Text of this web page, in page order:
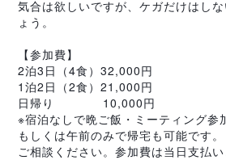
気合は欲しいですが、ケガだけはし
ょう。
【参加費】
2泊3日（4食）32,000円
1泊2日（2食）21,000円
日帰り　　　　10,000円
※宿泊なしで晩ご飯・ミーティング参
もしくは午前のみで帰宅も可能です。
ご相談ください。参加費は当日支払い